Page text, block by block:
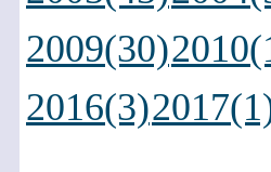
2009(30)
2016(3)